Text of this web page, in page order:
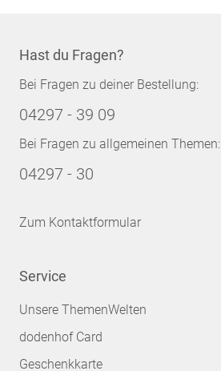
Hast du Fragen?
Bei Fragen zu deiner Bestellung:
04297 - 39 09
Bei Fragen zu allgemeinen Themen:
04297 - 30
Zum Kontaktformular
Service
Unsere ThemenWelten
dodenhof Card
Geschenkkarte